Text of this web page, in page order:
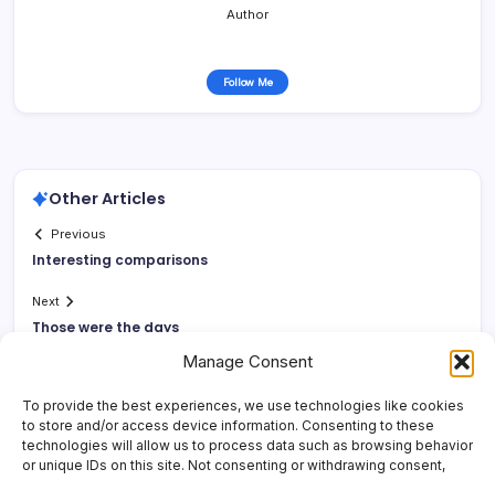
Manage Consent
To provide the best experiences, we use technologies like cookies
to store and/or access device information. Consenting to these
technologies will allow us to process data such as browsing behavior
or unique IDs on this site. Not consenting or withdrawing consent,
Author
Follow Me
Other Articles
Previous
Interesting comparisons
Next
Those were the days